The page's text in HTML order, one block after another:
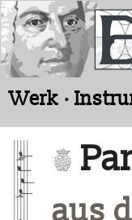
Werk ·
aus